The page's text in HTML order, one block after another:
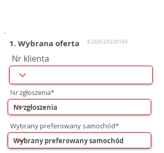
1. Wybrana oferta K260524220106
Nr klienta
Nr zgłoszenia*
Wybrany preferowany samochód*